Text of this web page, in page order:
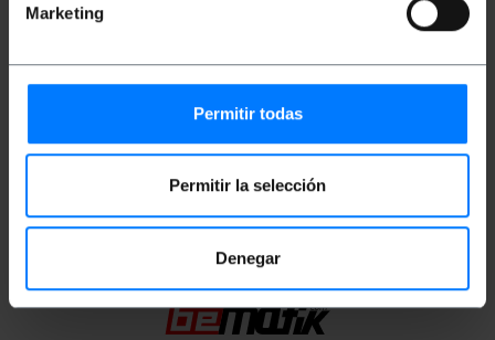
Marketing
Permitir todas
Permitir la selección
Denegar
Bruto gewicht: 80 g
hoogte): 18.0 x 18.0 x 1.3 cm
Aantal pakketten: 1
Pakket maatregelen: 18.0 x 18.0 x 1.3 cm